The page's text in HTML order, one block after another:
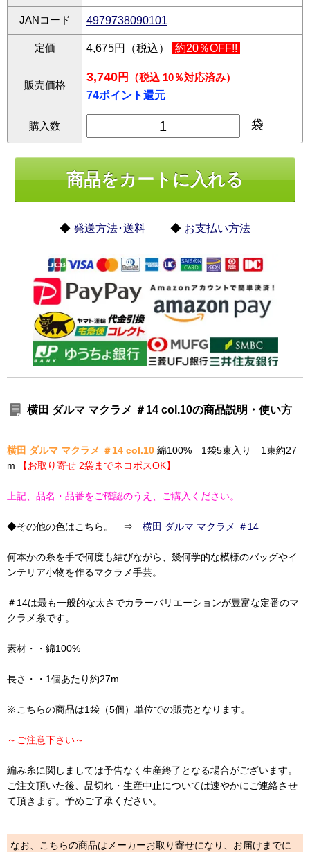
JANコード 4979738090101
定価 4,675円（税込） 約20％OFF!!
販売価格
3,740円
（税込 10％対応済み）
74ポイント還元
購入数 袋
◆ 発送方法･送料 ◆ お支払い方法
横田 ダルマ マクラメ ＃14 col.10の商品説明・使い方
横田 ダルマ マクラメ ＃14 col.10 綿100% 1袋5束入り 1束約27
m
【お取り寄せ 2袋までネコポスOK】
上記、品名・品番をご確認のうえ、ご購入ください。
◆その他の色はこちら。 ⇒ 横田 ダルマ マクラメ ＃14
何本かの糸を手で何度も結びながら、幾何学的な模様のバッグやイ
ンテリア小物を作るマクラメ手芸。
＃14は最も一般的な太さでカラーバリエーションが豊富な定番のマ
クラメ糸です。
素材・・綿100%
長さ・・1個あたり約27m
※こちらの商品は1袋（5個）単位での販売となります。
～ご注意下さい～
編み糸に関しましては予告なく生産終了となる場合がございます。
ご注文頂いた後、品切れ・生産中止については速やかにご連絡させ
て頂きます。予めご了承ください。
なお、こちらの商品はメーカーお取り寄せになり、お届けまでに